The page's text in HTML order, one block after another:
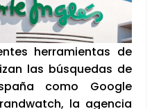
herra­mien­tas de
las bús­que­das de
como Goo­gle
la agen­cia